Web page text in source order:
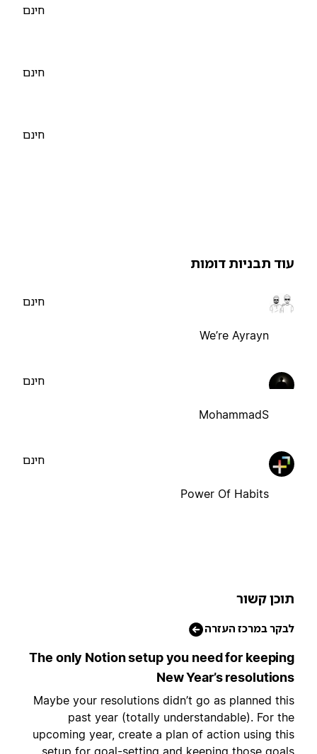
תבניות דומות
We’re Ayrayn
MohammadS
Power Of Habits
קשור
במרכז העזרה
The only Notion setup you need for
New Year’s
Maybe your resolutions didn’t go as planned
past year (totally understandable). For
upcoming year, create a plan of action using